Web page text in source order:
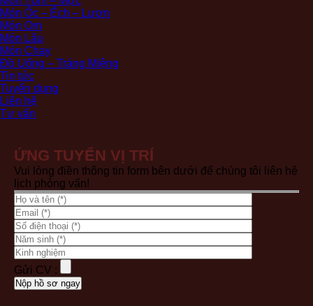
Món Ốc – Ếch – Lươn
Món Om
Món Lẩu
Món Chay
Đồ Uống – Tráng Miệng
Tin tức
Tuyển dụng
Liên hệ
Tư vấn
ỨNG TUYỂN VỊ TRÍ
Vui lòng điền thông tin form bên dưới để chúng tôi liên hệ
lịch phỏng vấn!
Gửi CV :